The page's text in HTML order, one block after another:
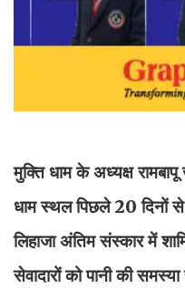
मुक्ति धाम के अध्यक्ष
धाम स्थल पिछले 20 दिनों से
लिहाजा अंतिम संस्कार में
सेवादारों को पानी की